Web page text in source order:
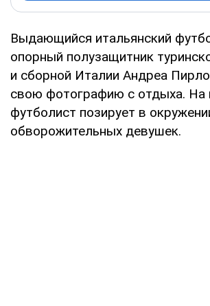
Выдающийся итальянский
опорный полузащитник
и сборной Италии Андреа
свою фотографию с отдыха. На
футболист позирует в
обворожительных девушек.